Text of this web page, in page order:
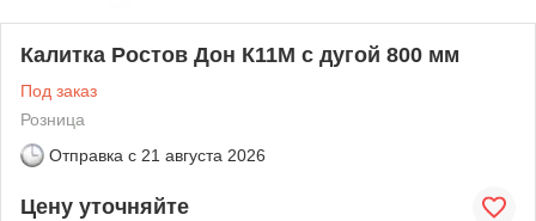
Калитка Ростов Дон К11М с дугой 800 мм
Под заказ
Розница
Отправка с 21 августа 2026
Цену уточняйте